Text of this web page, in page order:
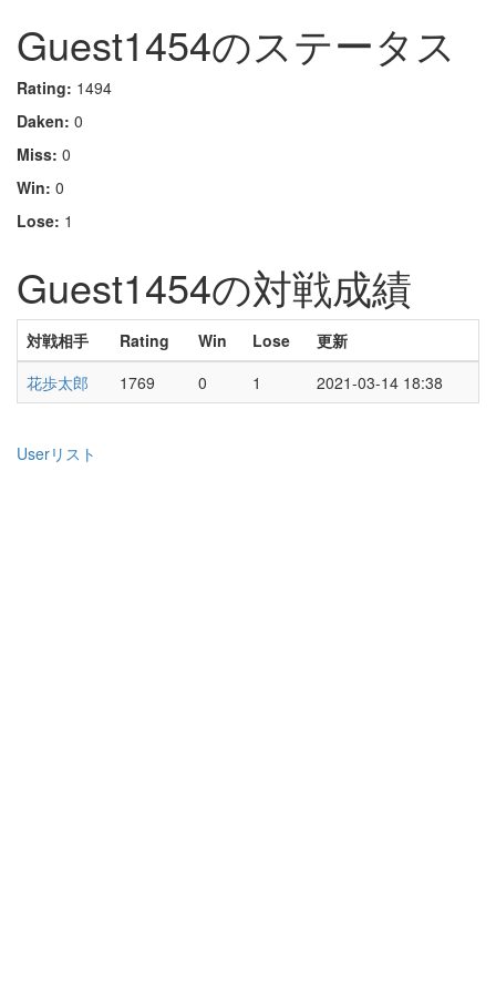
Guest1454のステータス
Rating: 1494
Daken: 0
Miss: 0
Win: 0
Lose: 1
Guest1454の対戦成績
対戦相手 Rating Win Lose
更新
花歩太郎
1769 0 1 2021-03-14 18:38
Userリスト